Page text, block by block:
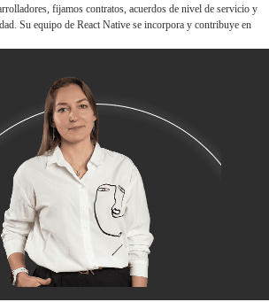
fijamos contratos, acuerdos de nivel de servicio y
Su equipo de React Native se incorpora y contribuye en